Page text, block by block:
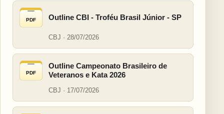
PDF Outline CBI - Troféu Brasil Júnior - SP
CBJ · 28/07/2026
PDF
Outline Campeonato Brasileiro de
Veteranos e Kata 2026
CBJ · 17/07/2026